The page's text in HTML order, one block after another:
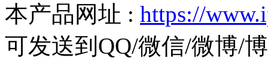
本产品网址 : https://
可发送到QQ/微信/微博/